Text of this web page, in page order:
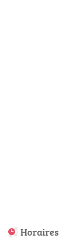
Horaires